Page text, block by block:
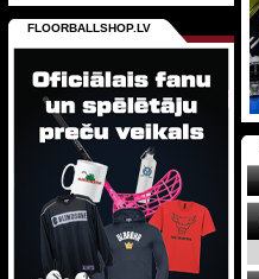
FLOORBALLSHOP.LV